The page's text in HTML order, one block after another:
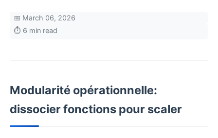
📅 March 06, 2026
⏱️ 6 min read
Modularité opérationnelle:
dissocier fonctions pour scaler